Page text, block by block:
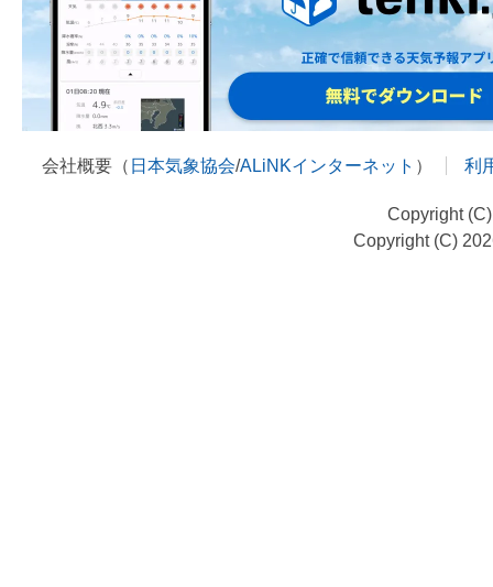
会社概要（ 日本気象協会/ALiNKインターネット ） 利
Copyright
Copyright (C)